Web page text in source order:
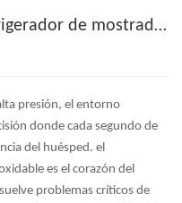
¿Por qué es esencial un refrigerador de mostrador de acero inoxidable para cocinas comerciales de gran volumen?
presión, el entorno
donde cada segundo de
del huésped. el
es el corazón del
problemas críticos de